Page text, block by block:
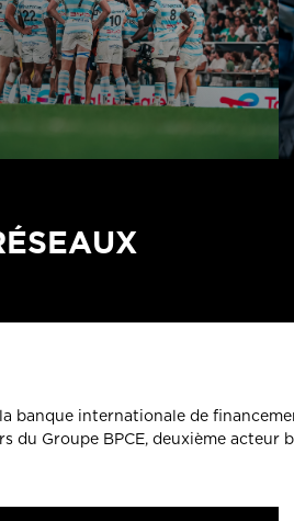
banque internationale de
du Groupe BPCE, deuxième acteur